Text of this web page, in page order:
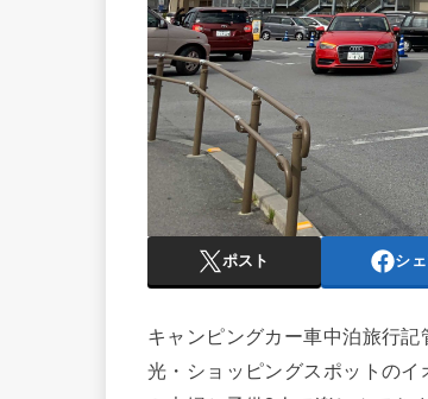
ポスト シ
キャンピングカー車中泊旅行
光・ショッピングスポットの